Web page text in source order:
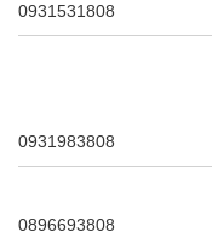
0931531808
0931983808
0896693808